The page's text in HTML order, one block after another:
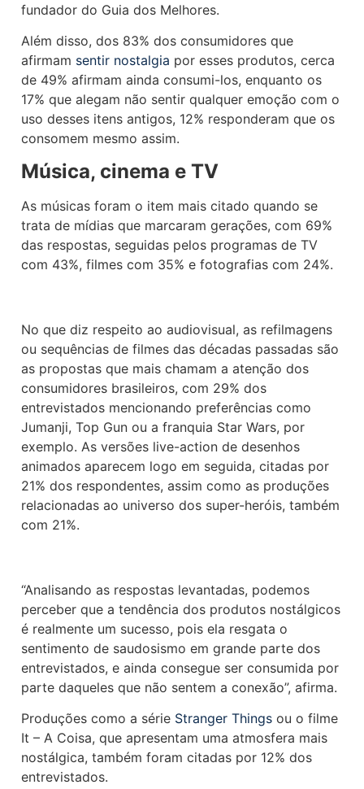
fundador do Guia dos Melhores.
Além disso, dos 83% dos consumidores que
afirmam sentir nostalgia por esses produtos, cerca
de 49% afirmam ainda consumi-los, enquanto os
17% que alegam não sentir qualquer emoção com o
uso desses itens antigos, 12% responderam que os
consomem mesmo assim.
Música, cinema e TV
As músicas foram o item mais citado quando se
trata de mídias que marcaram gerações, com 69%
das respostas, seguidas pelos programas de TV
com 43%, filmes com 35% e fotografias com 24%.
No que diz respeito ao audiovisual, as refilmagens
ou sequências de filmes das décadas passadas são
as propostas que mais chamam a atenção dos
consumidores brasileiros, com 29% dos
entrevistados mencionando preferências como
Jumanji, Top Gun ou a franquia Star Wars, por
exemplo. As versões live-action de desenhos
animados aparecem logo em seguida, citadas por
21% dos respondentes, assim como as produções
relacionadas ao universo dos super-heróis, também
com 21%.
“Analisando as respostas levantadas, podemos
perceber que a tendência dos produtos nostálgicos
é realmente um sucesso, pois ela resgata o
sentimento de saudosismo em grande parte dos
entrevistados, e ainda consegue ser consumida por
parte daqueles que não sentem a conexão”, afirma.
Produções como a série Stranger Things ou o filme
It – A Coisa, que apresentam uma atmosfera mais
nostálgica, também foram citadas por 12% dos
entrevistados.